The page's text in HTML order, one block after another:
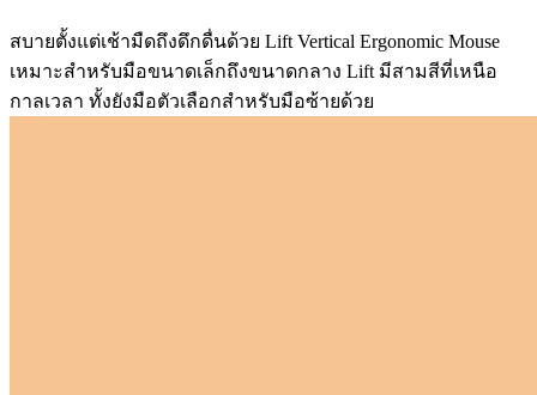
สบายตั้งแต่เช้ามืดถึงดึกดื่นด้วย Lift Vertical Ergonomic Mouse
เหมาะสำหรับมือขนาดเล็กถึงขนาดกลาง Lift มีสามสีที่เหนือ
กาลเวลา ทั้งยังมือตัวเลือกสำหรับมือซ้ายด้วย